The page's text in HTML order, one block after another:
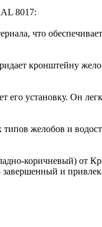
8017:
что
кронштейну
установку. Он
желобов и
коричневый) от
завершенный и